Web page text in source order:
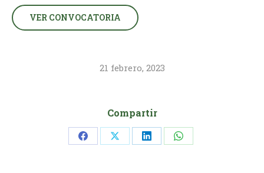
VER CONVOCATORIA
21 febrero, 2023
Compartir
Share Share Share Share